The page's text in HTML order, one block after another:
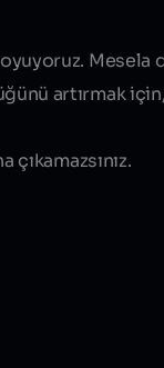
Mesela
artırmak için,
Bahsedin